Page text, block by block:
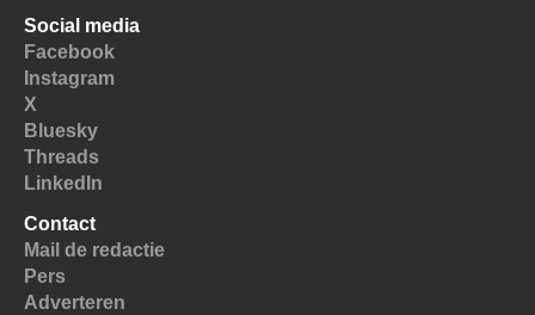
Social media
Facebook
Instagram
X
Bluesky
Threads
LinkedIn
Contact
Mail de redactie
Pers
Adverteren